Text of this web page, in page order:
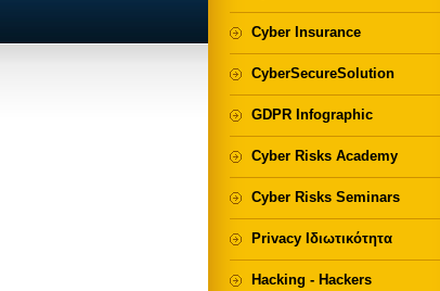
Cyber Insurance
CyberSecureSolution
GDPR Infographic
Cyber Risks Academy
Cyber Risks Seminars
Privacy Ιδιωτικότητα
Hacking - Hackers